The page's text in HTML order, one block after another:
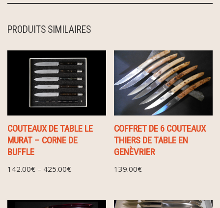
PRODUITS SIMILAIRES
COUTEAUX DE TABLE LE
MURAT – CORNE DE
BUFFLE
142.00€ – 425.00€
COFFRET DE 6 COUTEAUX
THIERS DE TABLE EN
GENÈVRIER
139.00€